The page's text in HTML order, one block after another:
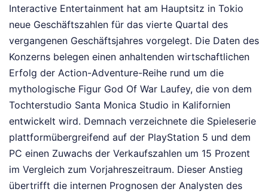
Interactive Entertainment hat am Hauptsitz in Tokio
neue Geschäftszahlen für das vierte Quartal des
vergangenen Geschäftsjahres vorgelegt. Die Daten des
Konzerns belegen einen anhaltenden wirtschaftlichen
Erfolg der Action-Adventure-Reihe rund um die
mythologische Figur God Of War Laufey, die von dem
Tochterstudio Santa Monica Studio in Kalifornien
entwickelt wird. Demnach verzeichnete die Spieleserie
plattformübergreifend auf der PlayStation 5 und dem
PC einen Zuwachs der Verkaufszahlen um 15 Prozent
im Vergleich zum Vorjahreszeitraum. Dieser Anstieg
übertrifft die internen Prognosen der Analysten des